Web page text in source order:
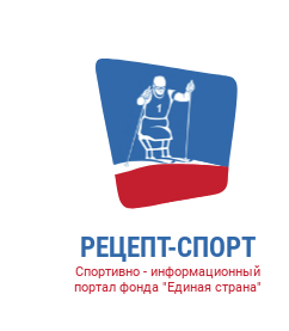
РЕЦЕПТ-СПОРТ
Спортивно - информационный
портал фонда "Единая страна"